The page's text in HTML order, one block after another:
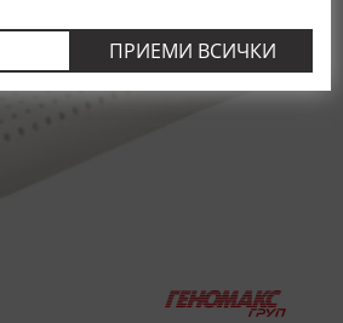
ПРИЕМИ ВСИЧКИ